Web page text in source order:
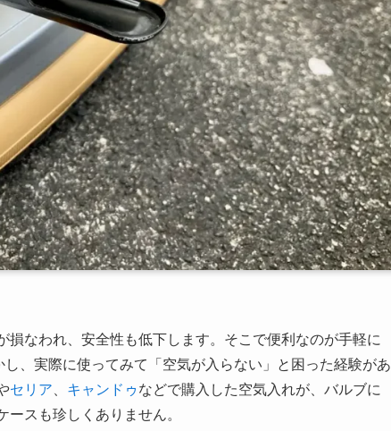
なわれ、安全性も低下します。そこで便利なのが手軽に
、実際に使ってみて「空気が入らない」と困った経験があ
セリア キャンドゥ などで購入した空気入れが、バルブに
スも珍しくありません。